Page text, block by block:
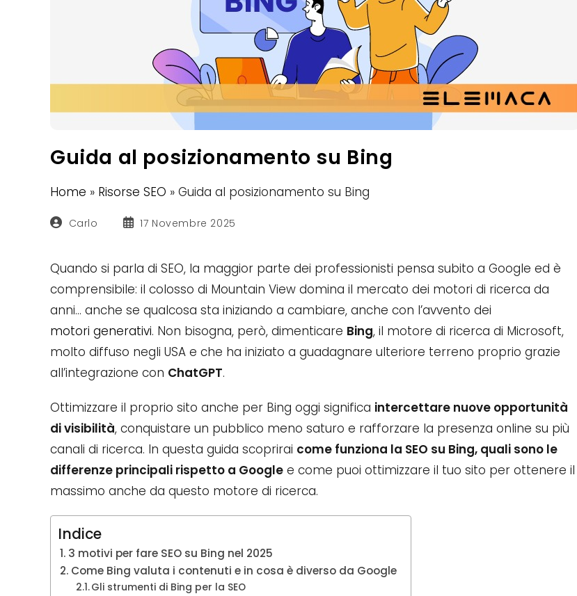
Guida al posizionamento su Bing
Home » Risorse SEO » Guida al posizionamento su Bing
AutoreCarlo
Articolo
17 Novembre 2025
Quando si parla di SEO, la maggior parte dei professionisti pensa subito a Google ed è
comprensibile: il colosso di Mountain View domina il mercato dei motori di ricerca da
anni… anche se qualcosa sta iniziando a cambiare, anche con l’avvento dei
motori generativi. Non bisogna, però, dimenticare Bing, il motore di ricerca di Microsoft,
molto diffuso negli USA e che ha iniziato a guadagnare ulteriore terreno proprio grazie
all’integrazione con ChatGPT.
Ottimizzare il proprio sito anche per Bing oggi significa intercettare nuove opportunità
di visibilità, conquistare un pubblico meno saturo e rafforzare la presenza online su più
canali di ricerca. In questa guida scoprirai come funziona la SEO su Bing, quali sono le
differenze principali rispetto a Google e come puoi ottimizzare il tuo sito per ottenere il
massimo anche da questo motore di ricerca.
Indice
3 motivi per fare SEO su Bing nel 2025
Come Bing valuta i contenuti e in cosa è diverso da Google
Gli strumenti di Bing per la SEO